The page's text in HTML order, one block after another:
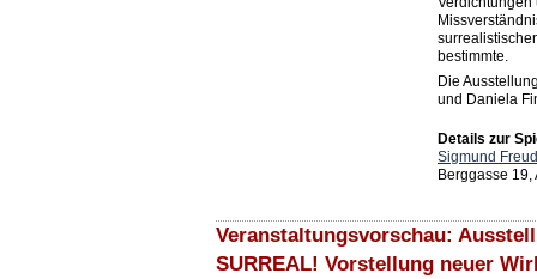
bestimmte.
Die
und Daniela
Details zur
Sigmund
Berggasse 19,
Veranstaltungsvorschau:
SURREAL! Vorstellung neuer